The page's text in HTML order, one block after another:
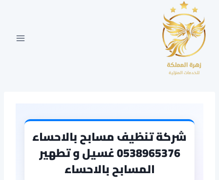
المحتوى
شركة تنظيف مسابح بالاحساء
0538965376 غسيل و تطهير
المسابح بالاحساء